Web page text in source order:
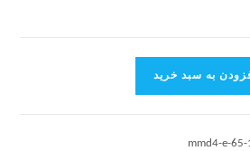
به سبد خرید
mmd4-e-